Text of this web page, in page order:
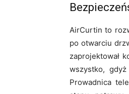
AirCurtin to
po otwarciu
zaprojektował
wszystko,
Prowadnica